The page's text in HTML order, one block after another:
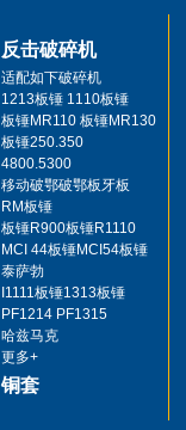
反击破碎机
适配如下破碎机
1213板锤 1110板锤
板锤MR110 板锤MR130
板锤250.350
4800.5300
移动破鄂破鄂板牙板
RM板锤
板锤R900板锤R1110
MCI 44板锤MCI54板锤
泰萨勃
I1111板锤1313板锤
PF1214 PF1315
哈兹马克
更多+
铜套